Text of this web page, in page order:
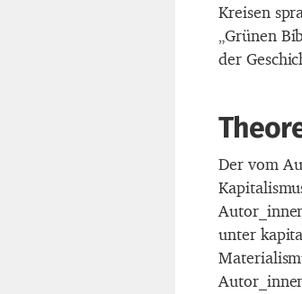
Kreisen
„Grünen
der
Der vom
unter